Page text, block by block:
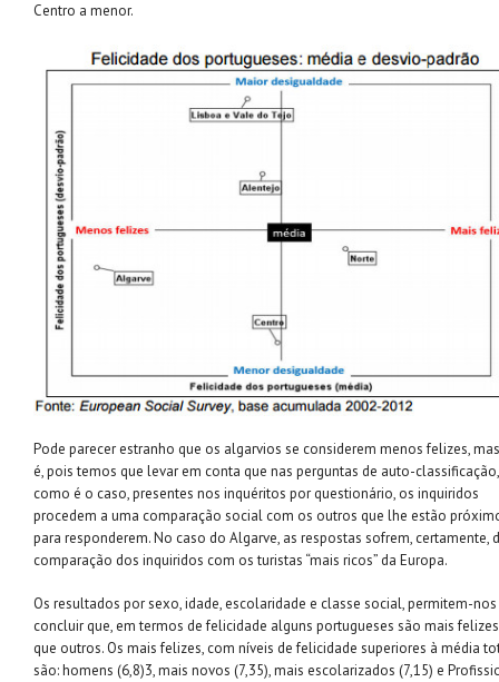
Centro a menor.
Pode parecer estranho que os algarvios se considerem menos felizes,
é, pois temos que levar em conta que nas perguntas de auto-classificação,
como é o caso, presentes nos inquéritos por questionário, os inquiridos
procedem a uma comparação social com os outros que lhe estão
para responderem. No caso do Algarve, as respostas sofrem, certamente,
comparação dos inquiridos com os turistas “mais ricos” da Europa.
Os resultados por sexo, idade, escolaridade e classe social, permitem-nos
concluir que, em termos de felicidade alguns portugueses são mais
que outros. Os mais felizes, com níveis de felicidade superiores à média
são: homens (6,8)3, mais novos (7,35), mais escolarizados (7,15) e